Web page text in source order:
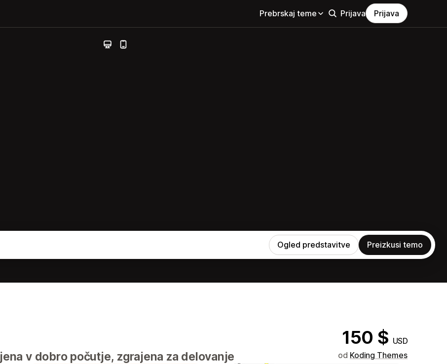
Prebrskaj teme Prijava Prijava
Ogled predstavitve Preizkusi temo
150 $ USD
v dobro počutje, zgrajena za delovanje od Koding Themes